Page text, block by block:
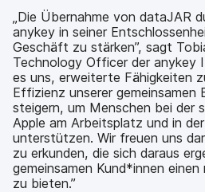
„Die Übernahme von dataJAR
anykey in seiner
Geschäft zu stärken”, sagt
Technology Officer der anykey
es uns, erweiterte Fähigkeiten
Effizienz unserer gemeinsamen
steigern, um Menschen bei der
Apple am Arbeitsplatz und in
unterstützen. Wir freuen uns
zu erkunden, die sich daraus
gemeinsamen Kund*innen
zu bieten.”